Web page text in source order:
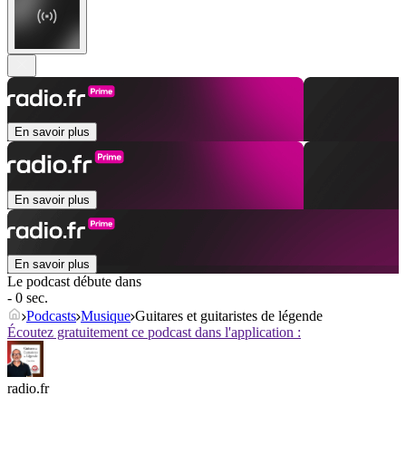
En savoir plus
En savoir plus
En savoir plus
Le podcast débute dans
- 0 sec.
Podcasts Musique Guitares et guitaristes de légende
Écoutez gratuitement ce podcast dans l'application :
radio.fr